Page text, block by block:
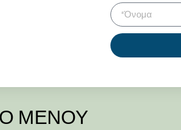
ΜΕΝΟΥ